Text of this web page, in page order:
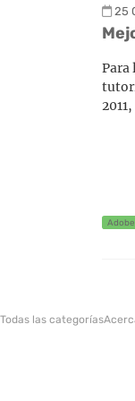
25
Para
Todas las categorías